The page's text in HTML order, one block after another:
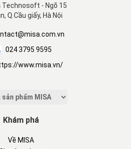
Technosoft - Ngõ 15
Q.Cầu giấy, Hà Nội
024 3795 9595
www.misa.vn/
Khám phá
Về MISA